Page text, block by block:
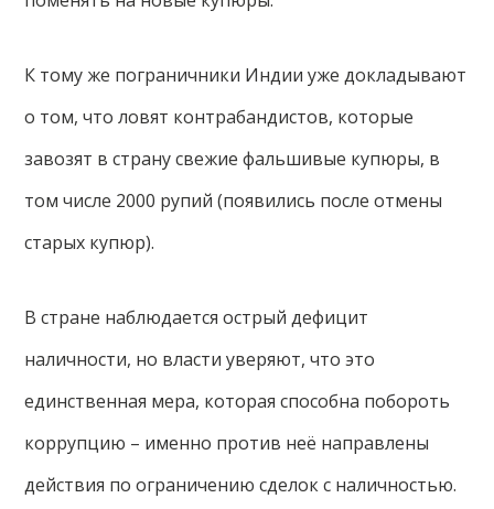
К тому же пограничники Индии уже докладывают
о том, что ловят контрабандистов, которые
завозят в страну свежие фальшивые купюры, в
том числе 2000 рупий (появились после отмены
старых купюр).
В стране наблюдается острый дефицит
наличности, но власти уверяют, что это
единственная мера, которая способна побороть
коррупцию – именно против неё направлены
действия по ограничению сделок с наличностью.